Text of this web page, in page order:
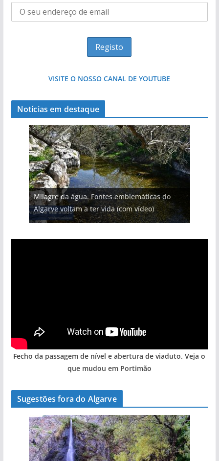
VISITE O NOSSO CANAL DE YOUTUBE
Notícias em destaque
Milagre da água. Fontes emblemáticas do
Algarve voltam a ter vida (com vídeo)
Fecho da passagem de nível e abertura de viaduto. Veja o
que mudou em Portimão
Sugestões fora do Algarve